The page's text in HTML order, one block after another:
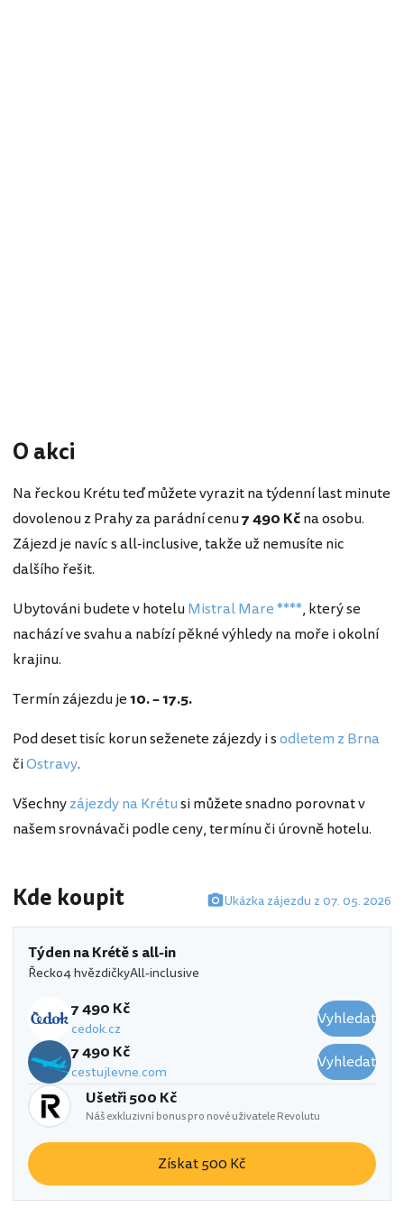
O akci
Na řeckou Krétu teď můžete vyrazit na týdenní last minute
dovolenou z Prahy za parádní cenu7 490 Kčna osobu.
Zájezd je navíc s all-inclusive, takže už nemusíte nic
dalšího řešit.
Ubytováni budete v hoteluMistral Mare ****, který se
nachází ve svahu a nabízí pěkné výhledy na moře i okolní
krajinu.
Termín zájezdu je10. – 17.5.
Pod deset tisíc korun seženete zájezdy i sodletem z Brna
čiOstravy.
Všechnyzájezdy na Krétusi můžete snadno porovnat v
našem srovnávači podle ceny, termínu či úrovně hotelu.
Kde koupit Ukázka zájezdu z 07. 05. 2026
Týden na Krétě s all-in
Řecko4 hvězdičkyAll-inclusive
7 490 Kč
cedok.cz
Vyhledat
7 490 Kč
cestujlevne.com
Vyhledat
Ušetři 500 Kč
Náš exkluzivní bonus pro nové uživatele Revolutu
Získat 500 Kč